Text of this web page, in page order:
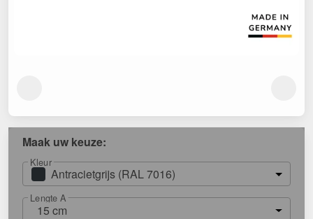
Maak uw keuze:
Kleur
Antracietgrijs (RAL 7016)
Lengte A
15 cm